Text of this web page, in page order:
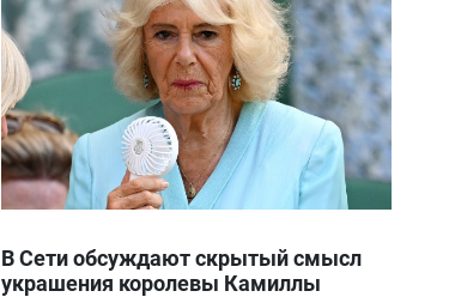
В Сети обсуждают скрытый смысл
украшения королевы Камиллы